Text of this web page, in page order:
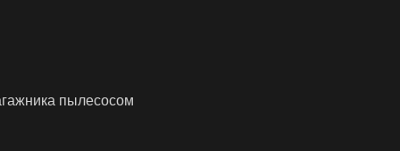
пылесосом